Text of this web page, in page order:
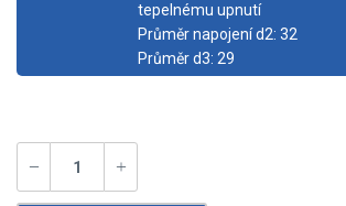
tepelnému upnutí
Průměr napojení d2: 32
Průměr d3: 29